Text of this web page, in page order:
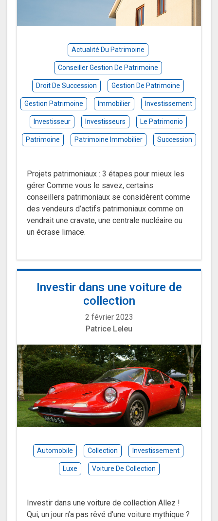
Actualité Du Patrimoine
Conseiller Gestion De Patrimoine
Droit De Succession Gestion De Patrimoine
Gestion Patrimoine Immobilier Investissement
Investisseur Investisseurs Le Patrimonio
Patrimoine Patrimoine Immobilier Succession
Projets patrimoniaux : 3 étapes pour mieux les
gérer Comme vous le savez, certains
conseillers patrimoniaux se considèrent comme
des vendeurs d’actifs patrimoniaux comme on
vendrait une cravate, une centrale nucléaire ou
un écrase limace.
Investir dans une voiture de
collection
2 février 2023
Patrice Leleu
Automobile Collection Investissement
Luxe Voiture De Collection
Investir dans une voiture de collection Allez !
Qui, un jour n’a pas rêvé d’une voiture mythique ?